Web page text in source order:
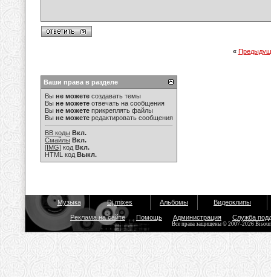
«
Ваши права в разделе
Вы не можете создавать темы
Вы не можете отвечать на сообщения
Вы не можете прикреплять файлы
Вы не можете редактировать сообщения
BB коды Вкл.
Смайлы Вкл.
[IMG] код Вкл.
HTML код Выкл.
Музыка Dj mixes Альбомы Видеоклипы
Реклама на сайте Помощь Администрация Служба
Все права защищены © 2007-2026